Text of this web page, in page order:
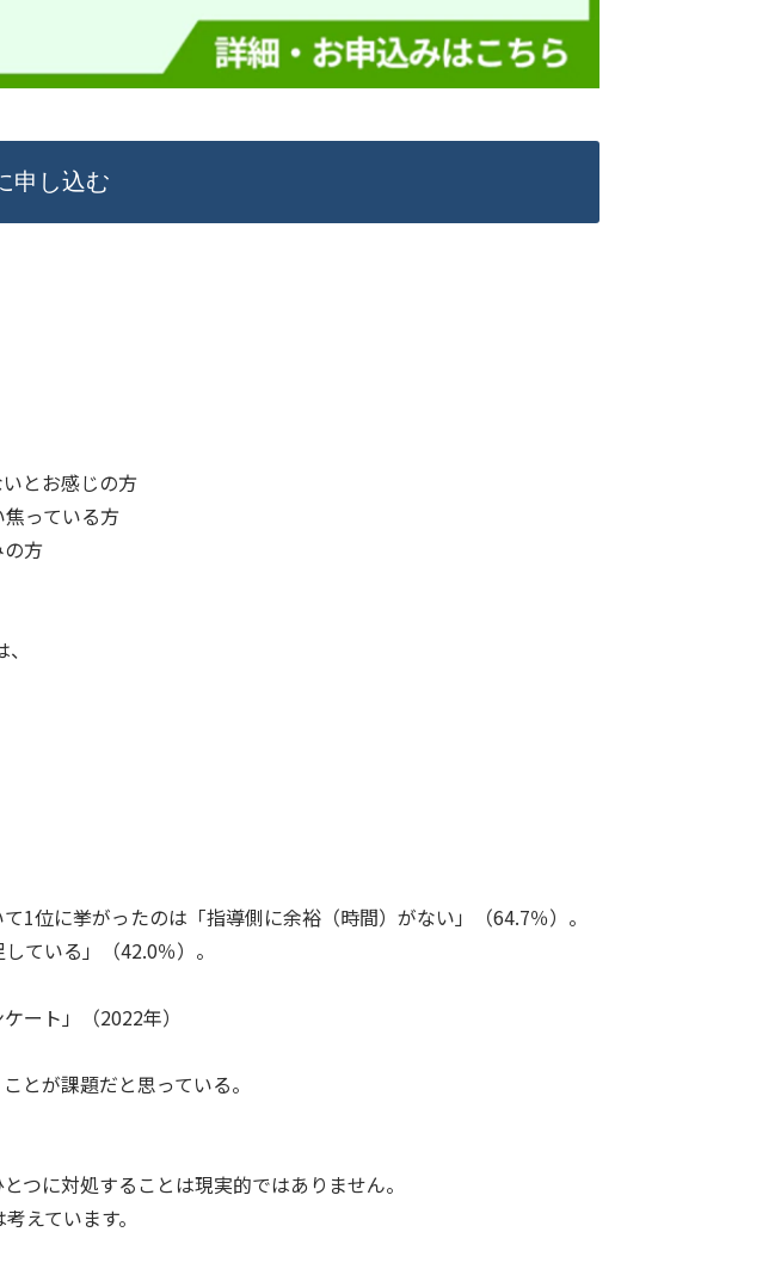
申し込む
とお感じの方
っている方
方
1位に挙がったのは「指導側に余裕（時間）がない」（64.7％）。
ている」（42.0％）。
ート」（2022年）
とが課題だと思っている。
つに対処することは現実的ではありません。
えています。